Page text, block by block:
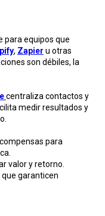
equip os que
, Zapier u otras
son débiles, la
centraliza contactos y
medir resultados y
para
valor y retorno.
garanticen